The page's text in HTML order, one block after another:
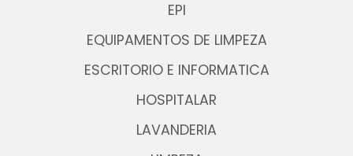
EPI
EQUIPAMENTOS DE LIMPEZA
ESCRITORIO E INFORMATICA
HOSPITALAR
LAVANDERIA